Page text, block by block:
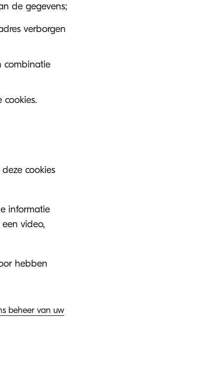
de gegevens;
verborgen
combinatie
cookies
informatie
video,
hebben
beheer van uw